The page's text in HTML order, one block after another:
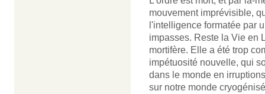
mouvement imprévisible,
l'intelligence formatée par
impasses. Reste la Vie en
mortifère. Elle a été trop
impétuosité nouvelle, qui
dans le monde en
sur notre monde